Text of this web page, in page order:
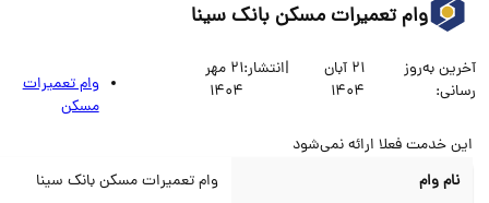
وام تعمیرات مسکن بانک سینا
به‌روز
21 آبان
1404
انتشار: 21 مهر
1404
وام تعمیرات
مسکن
خدمت فعلا ارائه نمی‌شود
نام وام
وام تعمیرات مسکن بانک سینا